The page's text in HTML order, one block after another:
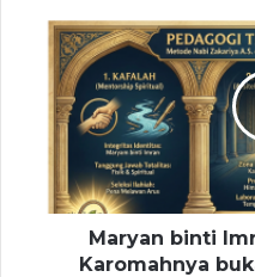
Maryan binti
Karomahnya